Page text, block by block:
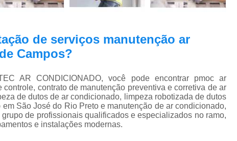
Plano de Manutenção de Ar Condicionado
Plano de Manutenção
Plano Manutenção Ar
Pmoc Ar Condicionado Vila
Pmoc para Ar Condicionado
Pmoc
Pmoc Plano de Manutenção
Retrofit de Sistema de Ar
de serviços manutenção ar
Campos?
AR CONDICIONADO, você pode encontrar pmoc ar
contrato de manutenção preventiva e corretiva de ar
de dutos de ar condicionado, limpeza robotizada de dutos
São José do Rio Preto e manutenção de ar condicionado,
de profissionais qualificados e especializados no ramo,
e instalações modernas.